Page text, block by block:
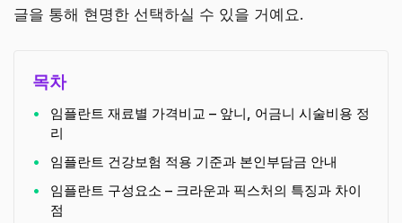
글을 통해 현명한 선택하실 수 있을 거예요.
목차
임플란트 재료별 가격비교 – 앞니, 어금니 시술비용 정
리
임플란트 건강보험 적용 기준과 본인부담금 안내
임플란트 구성요소 – 크라운과 픽스처의 특징과 차이
점